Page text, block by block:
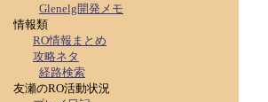
Glenelg開発メモ
情報類
RO情報まとめ
攻略ネタ
経路検索
友瀬のRO活動状況